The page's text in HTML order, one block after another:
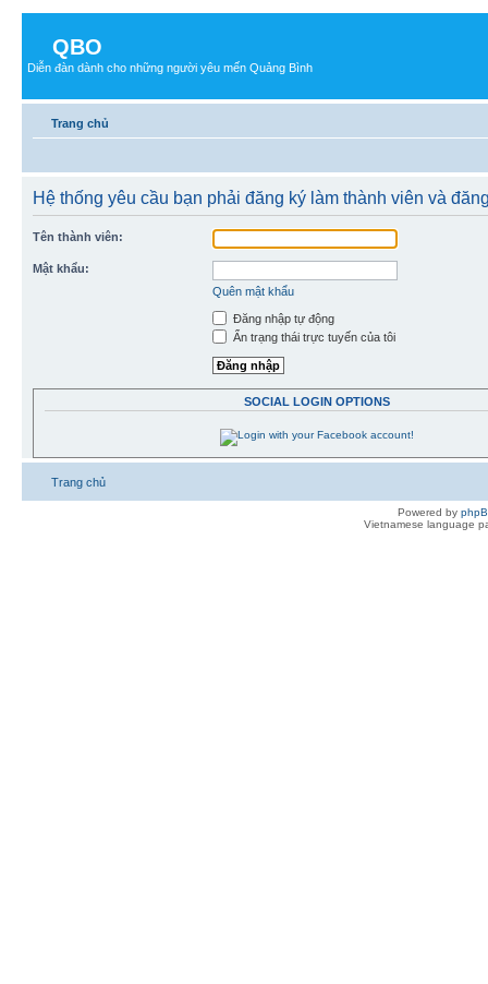
QBO
Diễn đàn dành cho những người yêu mến Quảng Bình
Trang chủ
Hệ thống yêu cầu bạn phải đăng ký làm thành viên và
Tên thành viên:
Mật khẩu:
Quên mật khẩu
Đăng nhập tự động
Ẩn trạng thái trực tuyến của tôi
SOCIAL LOGIN OPTIONS
Trang chủ
Powered by
Vietnamese language